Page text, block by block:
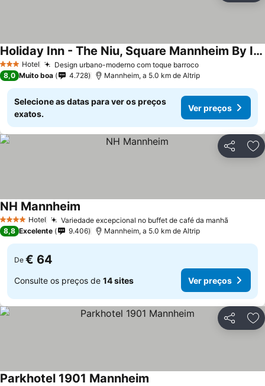
3 EstrelasHotel Design urbano-moderno com toque barroco
Holiday Inn - The Niu, Square Mannheim By Ihg
8,0 Muito boa 4.728 Mannheim, a 5.0 km de Altrip
Selecione as datas para ver os preços
exatos.
Ver preços
Partilhar
4 EstrelasHotel Variedade excepcional no buffet de café da manhã
NH Mannheim
8,8 Excelente 9.406 Mannheim, a 5.0 km de Altrip
De € 64
Consulte os preços de 14 sites Ver preços
Partilhar
Parkhotel 1901 Mannheim